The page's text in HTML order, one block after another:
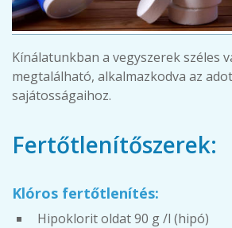
Kínálatunkban a vegyszerek széles
megtalálható, alkalmazkodva az
sajátosságaihoz.
Fertőtlenítőszerek:
Klóros fertőtlenítés:
Hipoklorit oldat 90 g /l (hipó)